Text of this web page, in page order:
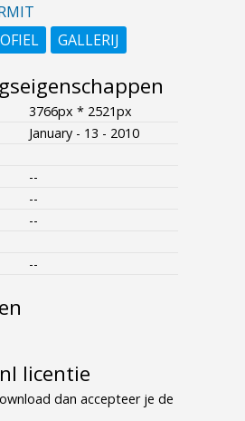
GALLERIJ
3766px * 2521px
January - 13 - 2010
--
--
--
--
licentie
dan accepteer je de